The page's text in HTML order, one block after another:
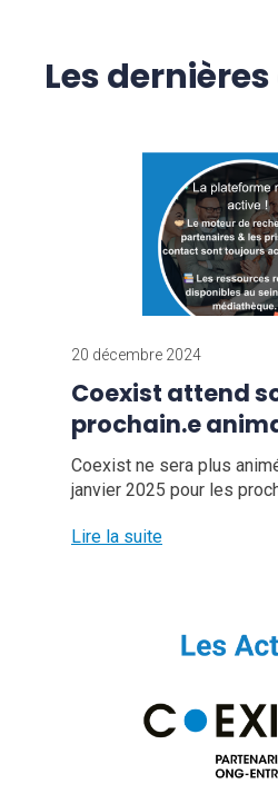
Les
20 décembre 2024
Coexist attend
prochain.e
Coexist ne sera plus
janvier 2025 pour les
Lire la suite